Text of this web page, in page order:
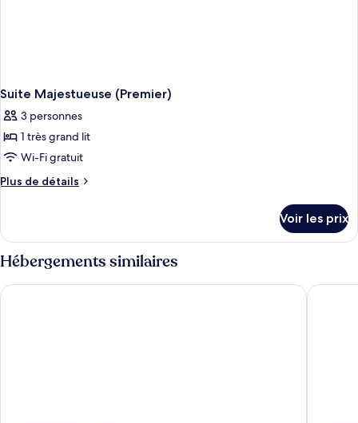
Suite Majestueuse (Premier)
3 personnes
1 très grand lit
Wi-Fi gratuit
Plus de détails
Plus
le
type
de
Suite
Voir les prix
Hébergements similaires
The Peninsula Paris Shangri-